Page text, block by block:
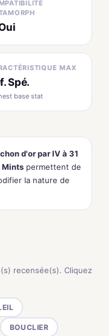
MAX
Spé.
base stat
d'or par IV à 31
Mints permettent de
la nature de
recensée(s). Cliquez
BOUCLIER